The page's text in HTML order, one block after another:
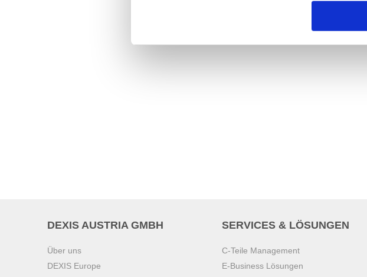
DEXIS AUSTRIA GMBH
Über uns
DEXIS Europe
SERVICES & LÖSUNGEN
C-Teile Management
E-Business Lösungen